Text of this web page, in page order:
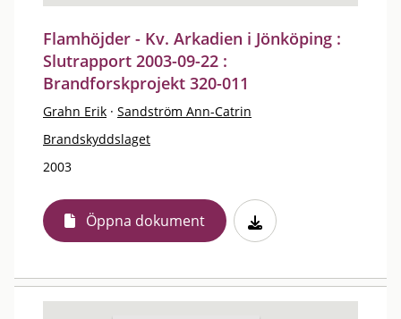
Flamhöjder - Kv. Arkadien i Jönköping :
Slutrapport 2003-09-22 :
Brandforskprojekt 320-011
Grahn Erik · Sandström Ann-Catrin
Brandskyddslaget
2003
Öppna dokument